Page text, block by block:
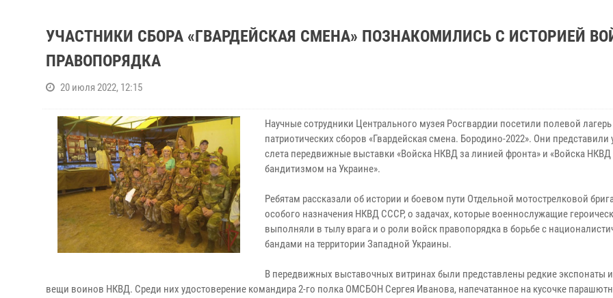
УЧАСТНИКИ СБОРА «ГВАРДЕЙСКАЯ СМЕНА» ПОЗНАКОМИЛИСЬ С ИСТОРИЕЙ
ПРАВОПОРЯДКА
20 июля 2022, 12:15
Научные сотрудники Центрального музея Росгвардии посетили полевой
патриотических сборов «Гвардейская смена. Бородино-2022». Они представили
слета передвижные выставки «Войска НКВД за линией фронта» и «Войска НКВД
бандитизмом на Украине».
Ребятам рассказали об истории и боевом пути Отдельной мотострелковой
особого назначения НКВД СССР, о задачах, которые военнослужащие
выполняли в тылу врага и о роли войск правопорядка в борьбе с
бандами на территории Западной Украины.
В передвижных выставочных витринах были представлены редкие экспонаты
вещи воинов НКВД. Среди них удостоверение командира 2-го полка ОМСБОН Сергея Иванова, напечатанное на кусочке